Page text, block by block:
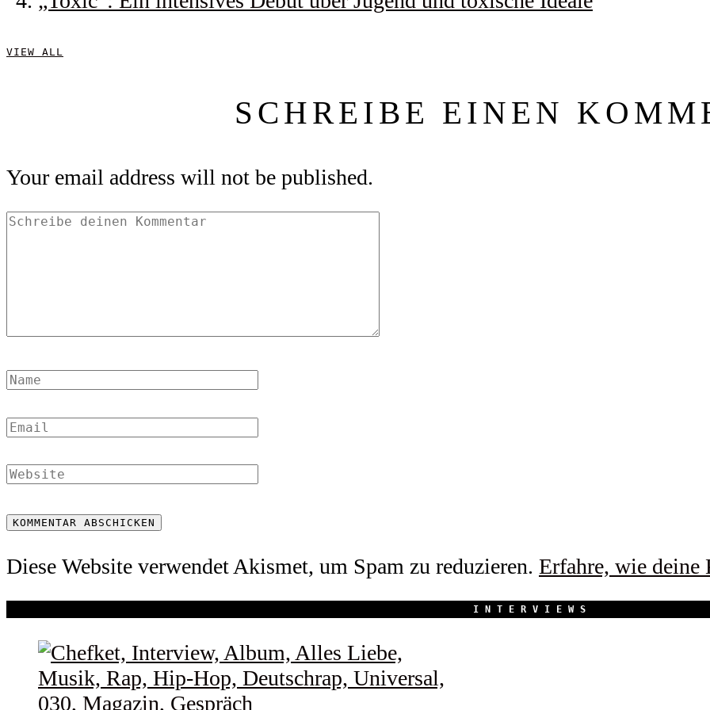
VIEW ALL
SCHREIBE EINEN
Your email address will not be published.
Diese Website verwendet Akismet, um Spam zu reduzieren. Erfahre, wie deine
INTERVIEWS